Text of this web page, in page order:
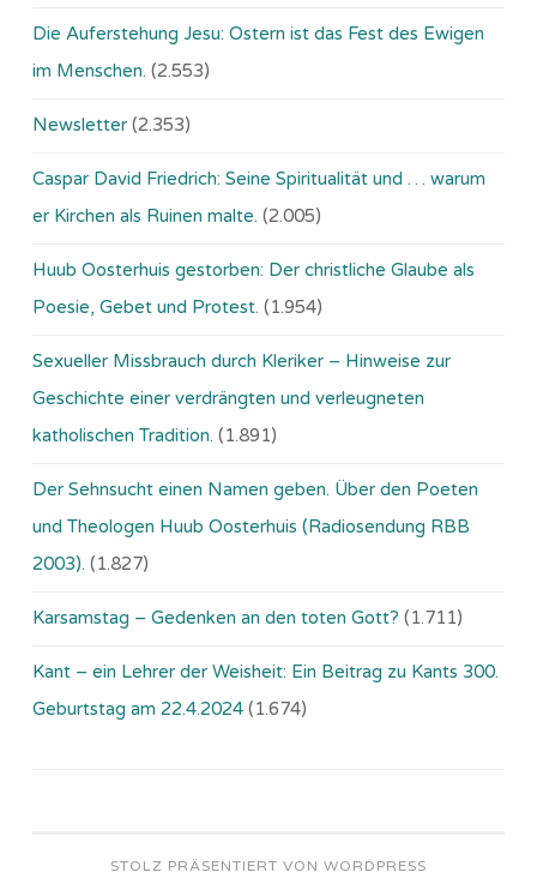
Die Auferstehung Jesu: Ostern ist das Fest des Ewigen
im Menschen. (2.553)
Newsletter (2.353)
Caspar David Friedrich: Seine Spiritualität und … warum
er Kirchen als Ruinen malte. (2.005)
Huub Oosterhuis gestorben: Der christliche Glaube als
Poesie, Gebet und Protest. (1.954)
Sexueller Missbrauch durch Kleriker – Hinweise zur
Geschichte einer verdrängten und verleugneten
katholischen Tradition. (1.891)
Der Sehnsucht einen Namen geben. Über den Poeten
und Theologen Huub Oosterhuis (Ra­dio­sen­dung RBB
2003). (1.827)
Karsamstag – Gedenken an den toten Gott? (1.711)
Kant – ein Lehrer der Weisheit: Ein Beitrag zu Kants 300.
Geburtstag am 22.4.2024 (1.674)
STOLZ PRÄSENTIERT VON WORDPRESS